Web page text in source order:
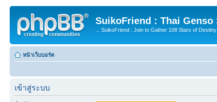
SuikoFriend : Thai Genso
... SuikoFriend : Join to Gather 108 Stars of
หน้าเว็บบอร์ด
เข้าสู่ระบบ